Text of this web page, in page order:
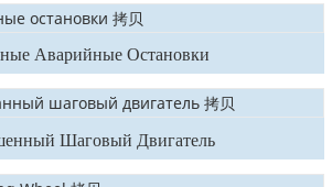
Аварийные Остановки
Шаговый Двигатель